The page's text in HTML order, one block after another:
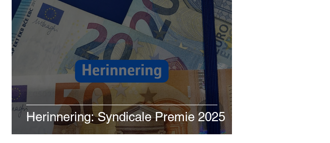
Herinnering: Syndicale Premie 2025